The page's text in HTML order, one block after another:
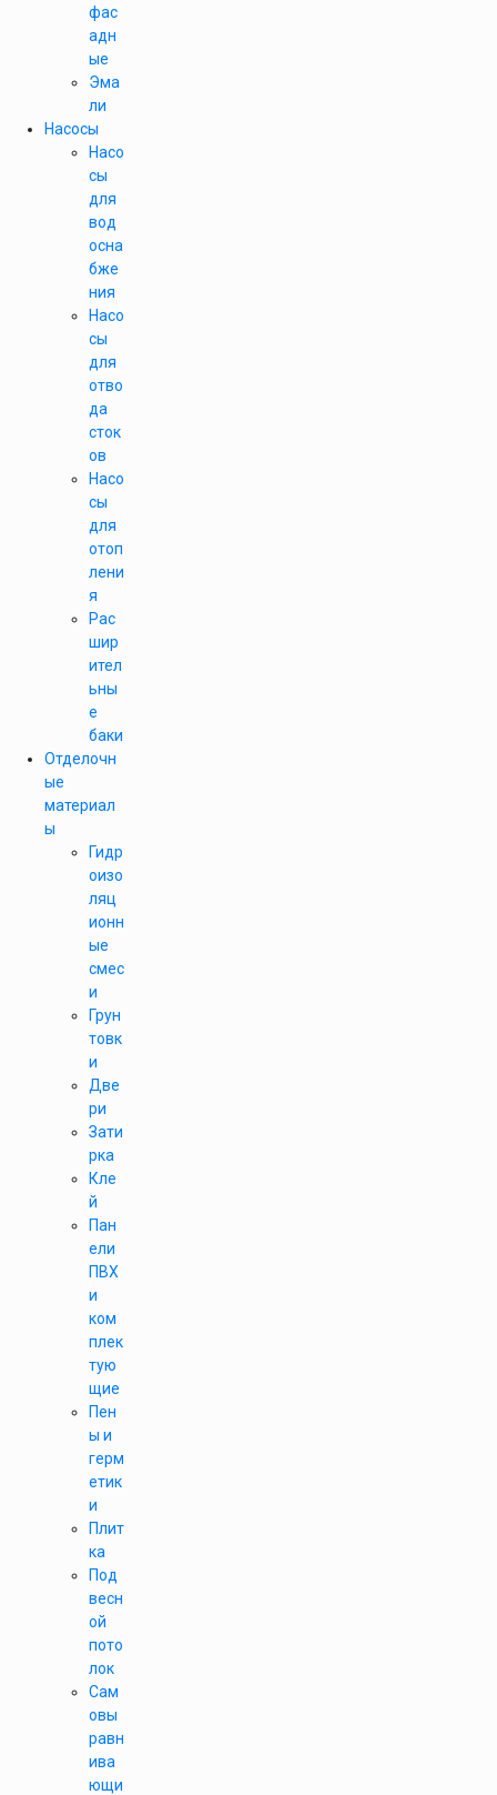
фас
адн
ые
Эма
ли
Насосы
Насо
сы
для
вод
осна
бже
ния
Насо
сы
для
отво
да
сток
ов
Насо
сы
для
отоп
лени
я
Рас
шир
ител
ьны
е
баки
Отделочн
ые
материал
ы
Гидр
оизо
ляц
ионн
ые
смес
и
Грун
товк
и
Две
ри
Зати
рка
Кле
й
Пан
ели
ПВХ
и
ком
плек
тую
щие
Пен
ы и
герм
етик
и
Плит
ка
Под
весн
ой
пото
лок
Сам
овы
равн
ива
ющи